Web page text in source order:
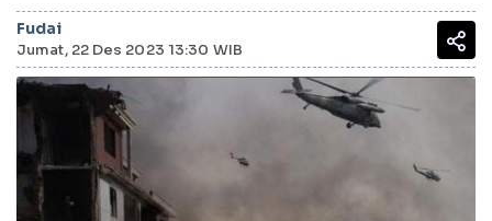
Fudai
Jumat, 22 Des 2023 13:30 WIB